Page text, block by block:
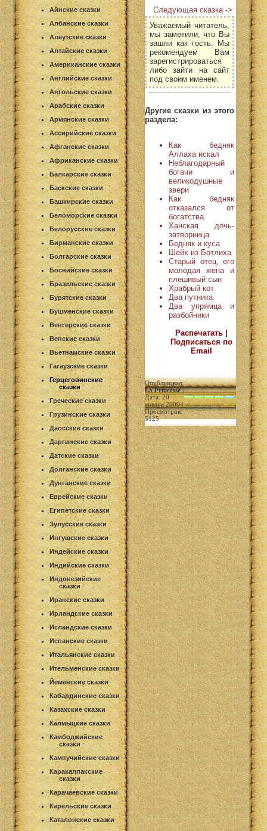
Айнские сказки
Албанские сказки
Алеутские сказки
Алтайские сказки
Американские сказки
Английские сказки
Ангольские сказки
Арабские сказки
Армянские сказки
Ассирийские сказки
Афганские сказки
Африканские сказки
Балкарские сказки
Баскские сказки
Башкирские сказки
Беломорские сказки
Белорусские сказки
Бирманские сказки
Болгарские сказки
Боснийские сказки
Бразильские сказки
Бурятские сказки
Бушменские сказки
Венгерские сказки
Вепские сказки
Вьетнамские сказки
Гагаузские сказки
Герцеговинские
сказки
Греческие сказки
Грузинские сказки
Даосские сказки
Даргинские сказки
Датские сказки
Долганские сказки
Дунганские сказки
Еврейские сказки
Египетские сказки
Зулусские сказки
Ингушские сказки
Индейские сказки
Индийские сказки
Индонезийские
сказки
Иранские сказки
Ирландские сказки
Исландские сказки
Испанские сказки
Итальянские сказки
Ительменские сказки
Йеменские сказки
Кабардинские сказки
Казахские сказки
Калмыцкие сказки
Камбоджийские
сказки
Кампучийские сказки
Каракалпакские
сказки
Карачаевские сказки
Карельские сказки
Каталонские сказки
Следующая сказка ->
Уважаемый читатель,
мы заметили, что Вы
зашли как гость. Мы
рекомендуем Вам
зарегистрироваться
либо зайти на сайт
под своим именем.
Другие сказки из этого
раздела:
Как бедняк
Аллаха искал
Неблагодарный
богачи и
великодушные
звери
Как бедняк
отказался от
богатства
Ханская дочь-
затворница
Бедняк и куса
Шейх из Ботлиха
Старый отец, его
молодая жена и
плешивый сын
Храбрый кот
Два путника
Два упрямца и
разбойники
Распечатать |
Подписаться по
Email
Опубликовал:
La Princesse|
Дата: 20
января 2009 |
Просмотров:
5125
(голосов: 4)